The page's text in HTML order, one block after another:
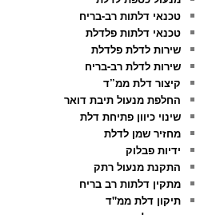
טכנאי דלתות רב-בריח
טכנאי דלתות פלדלת
שירות לדלת פלדלת
שירות לדלת רב-בריח
קיצור דלת ממ”ד
החלפת מנעול תיבת דואר
שינוי כיוון פתיחת דלת
מחזיר שמן לדלת
ידיות פבלוק
התקנת מנעול רתק
מתקין דלתות רב בריח
תיקון דלת ממ"ד